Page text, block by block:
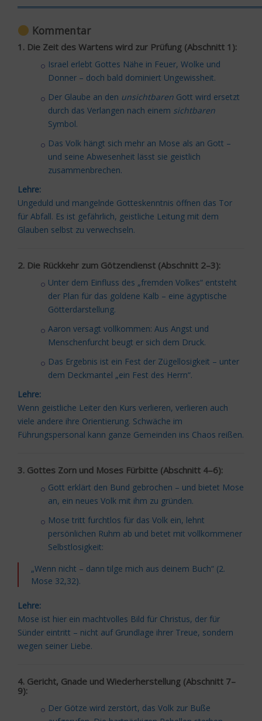
Kommentar
1. Die Zeit des Wartens wird zur Prüfung (Abschnitt 1):
Israel erlebt Gottes Nähe in Feuer, Wolke und
Donner – doch bald dominiert Ungewissheit.
Der Glaube an den unsichtbaren Gott wird ersetzt
durch das Verlangen nach einem sichtbaren
Symbol.
Das Volk hängt sich mehr an Mose als an Gott –
und seine Abwesenheit lässt sie geistlich
zusammenbrechen.
Lehre:
Ungeduld und mangelnde Gotteskenntnis öffnen das Tor
für Abfall. Es ist gefährlich, geistliche Leitung mit dem
Glauben selbst zu verwechseln.
2. Die Rückkehr zum Götzendienst (Abschnitt 2–3):
Unter dem Einfluss des „fremden Volkes“ entsteht
der Plan für das goldene Kalb – eine ägyptische
Götterdarstellung.
Aaron versagt vollkommen: Aus Angst und
Menschenfurcht beugt er sich dem Druck.
Das Ergebnis ist ein Fest der Zügellosigkeit – unter
dem Deckmantel „ein Fest des Herrn“.
Lehre:
Wenn geistliche Leiter den Kurs verlieren, verlieren auch
viele andere ihre Orientierung. Schwäche im
Führungspersonal kann ganze Gemeinden ins Chaos reißen.
3. Gottes Zorn und Moses Fürbitte (Abschnitt 4–6):
Gott erklärt den Bund gebrochen – und bietet Mose
an, ein neues Volk mit ihm zu gründen.
Mose tritt furchtlos für das Volk ein, lehnt
persönlichen Ruhm ab und betet mit vollkommener
Selbstlosigkeit:
„Wenn nicht – dann tilge mich aus deinem Buch“ (2.
Mose 32,32).
Lehre:
Mose ist hier ein machtvolles Bild für Christus, der für
Sünder eintritt – nicht auf Grundlage ihrer Treue, sondern
wegen seiner Liebe.
4. Gericht, Gnade und Wiederherstellung (Abschnitt 7–
9):
Der Götze wird zerstört, das Volk zur Buße